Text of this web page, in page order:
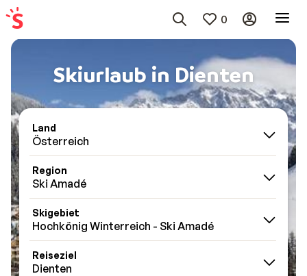
0
Skiurlaub in Dienten
Land
Österreich
Region
Ski Amadé
Skigebiet
Hochkönig Winterreich - Ski Amadé
Reiseziel
Dienten